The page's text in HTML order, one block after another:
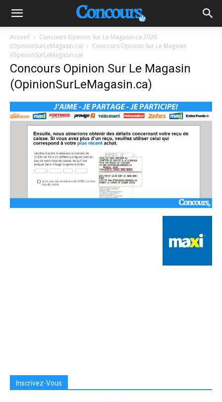
Accueil
Concours Opinion Sur Le Magasin.ca 2026
(OpinionSurLeMagasin.ca)
Concours Opinion Sur Le Magasin
(OpinionSurLeMagasin.ca)
Concours Opinion Sur Le Magasin
(OpinionSurLeMagasin.ca)
Inscrivez-Vous